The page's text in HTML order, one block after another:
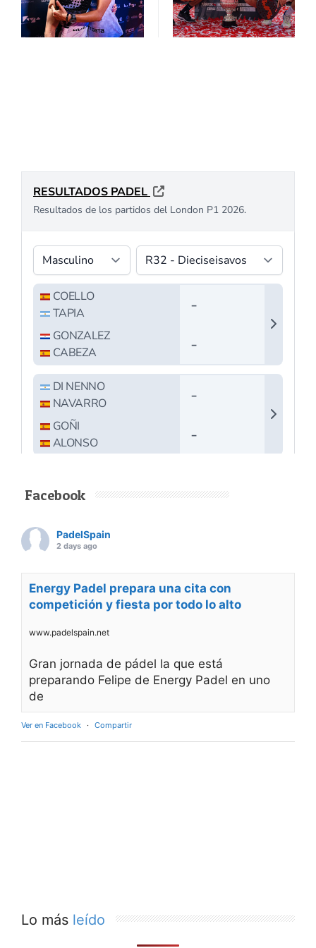
Facebook
PadelSpain
2 days ago
Energy Padel prepara una cita con
competición y fiesta por todo lo alto
www.padelspain.net
Gran jornada de pádel la que está
preparando Felipe de Energy Padel en uno
de
Ver en Facebook · Compartir
Lo más leído